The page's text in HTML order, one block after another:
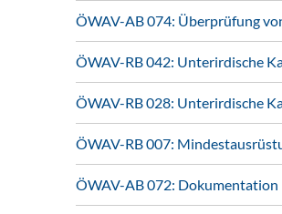
ÖWAV-AB 074: Überprüfung
ÖWAV-RB 042: Unterirdische
ÖWAV-RB 028: Unterirdische
ÖWAV-RB 007:
ÖWAV-AB 072: